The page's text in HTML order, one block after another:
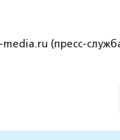
media.ru (пресс-